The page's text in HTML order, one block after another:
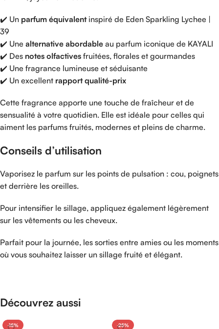
✔️ Un parfum équivalent inspiré de Eden Sparkling Lychee |
39
✔️ Une alternative abordable au parfum iconique de KAYALI
✔️ Des notes olfactives fruitées, florales et gourmandes
✔️ Une fragrance lumineuse et séduisante
✔️ Un excellent rapportqualité-prix
Cette fragrance apporte une touche de fraîcheur et de
sensualité à votre quotidien. Elle est idéale pour celles qui
aiment les parfums fruités, modernes et pleins de charme.
Conseils d’utilisation
Vaporisez le parfum sur les points de pulsation : cou, poignets
et derrière les oreilles.
Pour intensifier le sillage, appliquez également légèrement
sur les vêtements ou les cheveux.
Parfait pour la journée, les sorties entre amies ou les moments
où vous souhaitez laisser un sillage fruité et élégant.
Découvrez aussi
-15% -25%